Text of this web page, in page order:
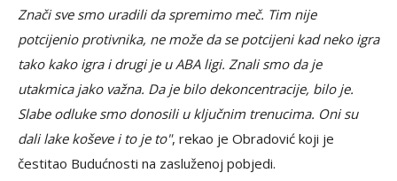
Znači sve smo uradili da spremimo meč. Tim nije
potcijenio protivnika, ne može da se potcijeni kad neko igra
tako kako igra i drugi je u ABA ligi. Znali smo da je
utakmica jako važna. Da je bilo dekoncentracije, bilo je.
Slabe odluke smo donosili u ključnim trenucima. Oni su
dali lake koševe i to je to", rekao je Obradović koji je
čestitao Budućnosti na zasluženoj pobjedi.